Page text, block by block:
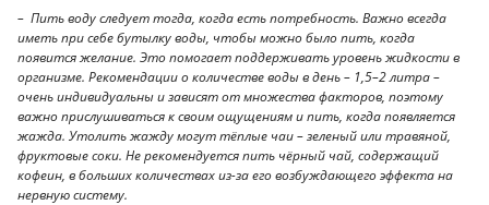
– Пить воду следует тогда, когда есть потребность. Важно всегда
иметь при себе бутылку воды, чтобы можно было пить, когда
появится желание. Это помогает поддерживать уровень жидкости в
организме. Рекомендации о количестве воды в день ­– 1,5–2 литра –
очень индивидуальны и зависят от множества факторов, поэтому
важно прислушиваться к своим ощущениям и пить, когда появляется
жажда. Утолить жажду могут тёплые чаи – зеленый или травяной,
фруктовые соки. Не рекомендуется пить чёрный чай, содержащий
кофеин, в больших количествах из-за его возбуждающего эффекта на
нервную систему.